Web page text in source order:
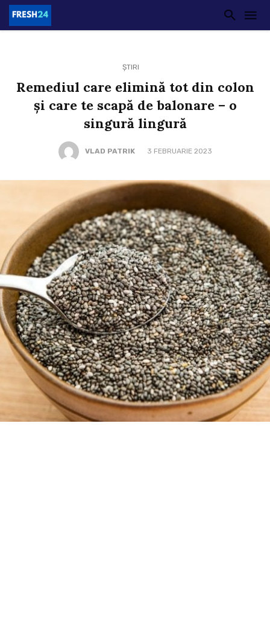
ȘTIRI
Remediul care elimină tot din colon
și care te scapă de balonare – o
singură lingură
VLAD PATRIK 3 FEBRUARIE 2023